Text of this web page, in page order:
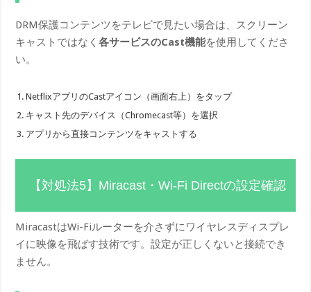
DRM保護コンテンツをテレビで見たい場合は、スクリーン
キャストではなく各サービスのCast機能を使用してくださ
い。
NetflixアプリのCastアイコン（画面右上）をタップ
キャスト先のデバイス（Chromecast等）を選択
アプリから直接コンテンツをキャストする
【対処法5】Miracast・Wi-Fi Directの設定確認
MiracastはWi-Fiルーターを介さずにワイヤレスディスプレ
イに映像を飛ばす技術です。設定が正しくないと接続でき
ません。